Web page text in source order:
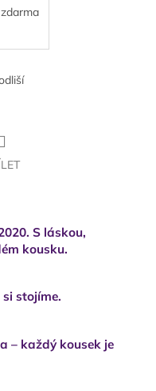
S láskou,
kousku.
stojíme.
– každý kousek je